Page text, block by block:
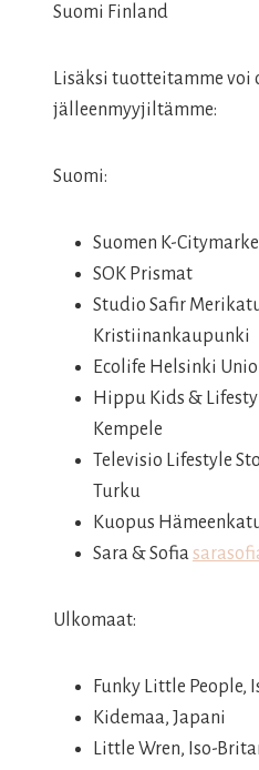
Suomi Finland
Lisäksi tuotteitamme voi
jälleenmyyjiltämme:
Suomi:
Suomen K-
SOK Prismat
Studio Safir
Kristiinankaupunki
Ecolife Helsinki
Hippu Kids &
Kempele
Televisio Lifestyle
Turku
Kuopus
Sara & Sofia
Ulkomaat:
Funky Little People,
Kidemaa, Japani
Little Wren, Iso-